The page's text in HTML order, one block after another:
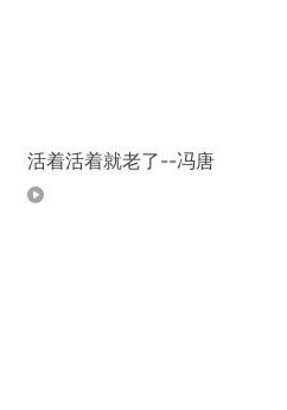
活着活着就老了--冯唐